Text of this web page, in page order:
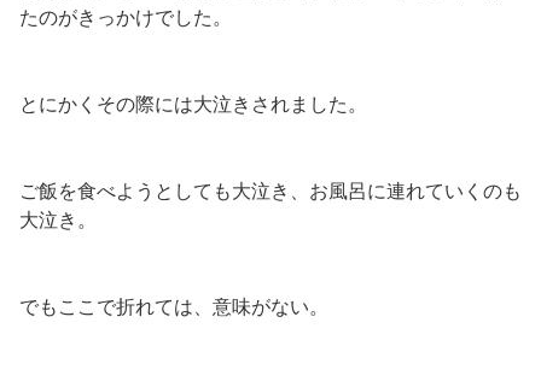
たのがきっかけでした。
とにかくその際には大泣きされました。
ご飯を食べようとしても大泣き、お風呂に連れていくのも
大泣き。
でもここで折れては、意味がない。